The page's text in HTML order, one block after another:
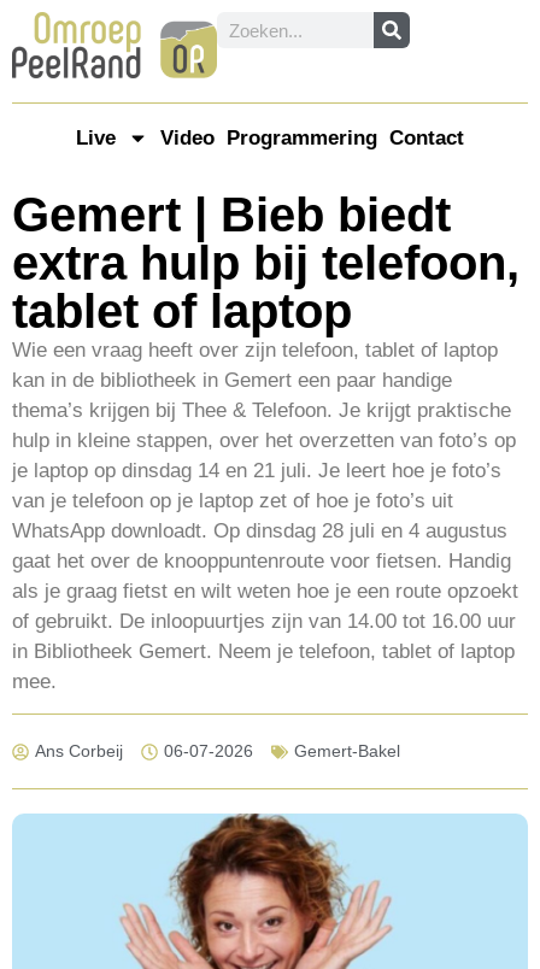
Live Video Programmering Contact
Gemert | Bieb biedt
extra hulp bij telefoon,
tablet of laptop
Wie een vraag heeft over zijn telefoon, tablet of laptop
kan in de bibliotheek in Gemert een paar handige
thema’s krijgen bij Thee & Telefoon. Je krijgt praktische
hulp in kleine stappen, over het overzetten van foto’s op
je laptop op dinsdag 14 en 21 juli. Je leert hoe je foto’s
van je telefoon op je laptop zet of hoe je foto’s uit
WhatsApp downloadt. Op dinsdag 28 juli en 4 augustus
gaat het over de knooppuntenroute voor fietsen. Handig
als je graag fietst en wilt weten hoe je een route opzoekt
of gebruikt. De inloopuurtjes zijn van 14.00 tot 16.00 uur
in Bibliotheek Gemert. Neem je telefoon, tablet of laptop
mee.
Ans Corbeij 06-07-2026 Gemert-Bakel